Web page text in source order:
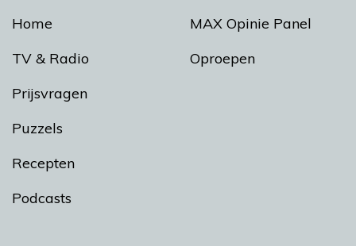
Home
TV & Radio
Prijsvragen
Puzzels
Recepten
Podcasts
MAX Opinie Panel
Oproepen